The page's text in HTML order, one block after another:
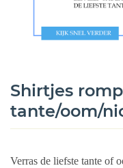
Shirtjes
tante/oom/
Verras de liefste tante of